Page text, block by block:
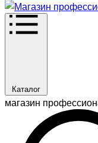
Каталог
магазин